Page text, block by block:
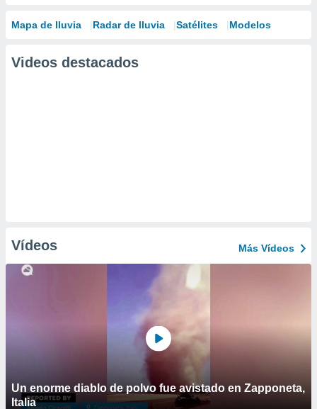
Mapa de lluvia Radar de lluvia Satélites Modelos
Videos destacados
Vídeos Más Vídeos
Un enorme diablo de polvo fue avistado en Zapponeta,
Italia